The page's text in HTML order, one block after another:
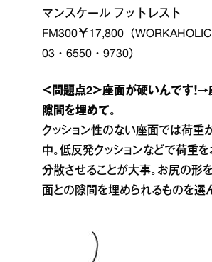
マンスケール フットレスト
FM300￥17,800（
03・6550・9730）
＜問題点2＞座面が硬いんです！
隙間を埋めて。
クッション性のない座面では荷重
中。低反発クッションなどで荷重
分散させることが大事。お尻の形
面との隙間を埋められるものを選